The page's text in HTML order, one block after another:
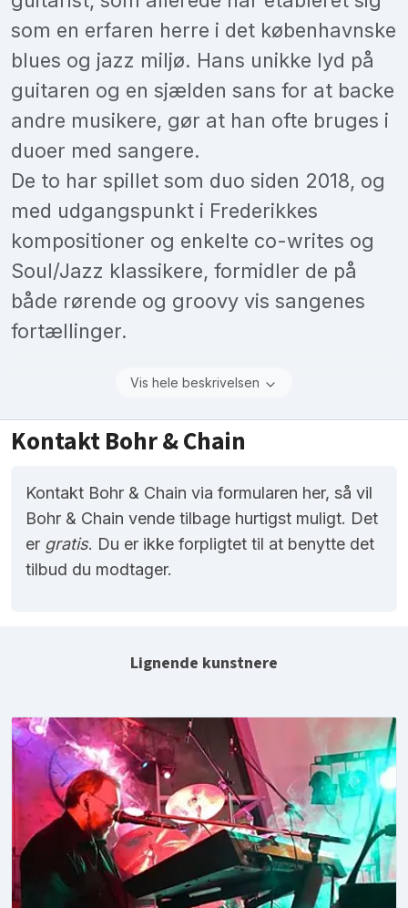
som en erfaren herre i det københavnske
blues og jazz miljø. Hans unikke lyd på
guitaren og en sjælden sans for at backe
andre musikere, gør at han ofte bruges i
duoer med sangere.
De to har spillet som duo siden 2018, og
med udgangspunkt i Frederikkes
kompositioner og enkelte co-writes og
Soul/Jazz klassikere, formidler de på
både rørende og groovy vis sangenes
fortællinger.
Vis hele beskrivelsen
Kontakt Bohr & Chain
Kontakt Bohr & Chain via formularen her, så vil
Bohr & Chain vende tilbage hurtigst muligt. Det
er gratis. Du er ikke forpligtet til at benytte det
tilbud du modtager.
Lignende kunstnere